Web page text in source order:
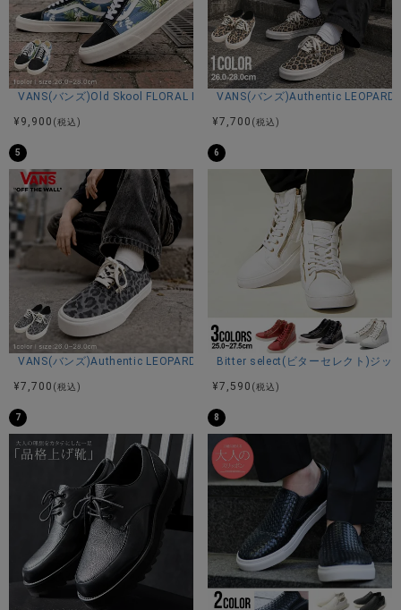
ブラック
VANS(バンズ)Old Skool FLORAL NAVY/全1色
¥ 9,900 (税込)
VANS(バンズ)Authentic
¥7,700 (税込)
5
VANS(バンズ)Authentic LEOPARD BLACK/PEWTER/全1色
¥7,700 (税込)
6
Bitter select(ビターセレクト)ジッ
¥7,590 (税込)
7 8